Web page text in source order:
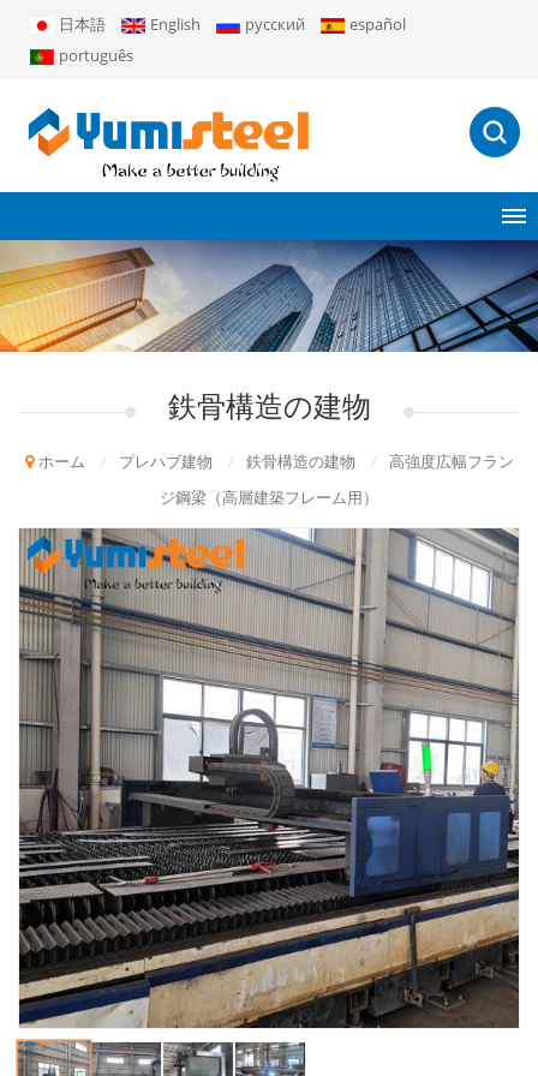
日本語 English русский
español
português
鉄骨構造の建物
ホーム / プレハブ建物 / 鉄骨構造の建物 /
高強度広幅フラン
ジ鋼梁（高層建築フレーム用）